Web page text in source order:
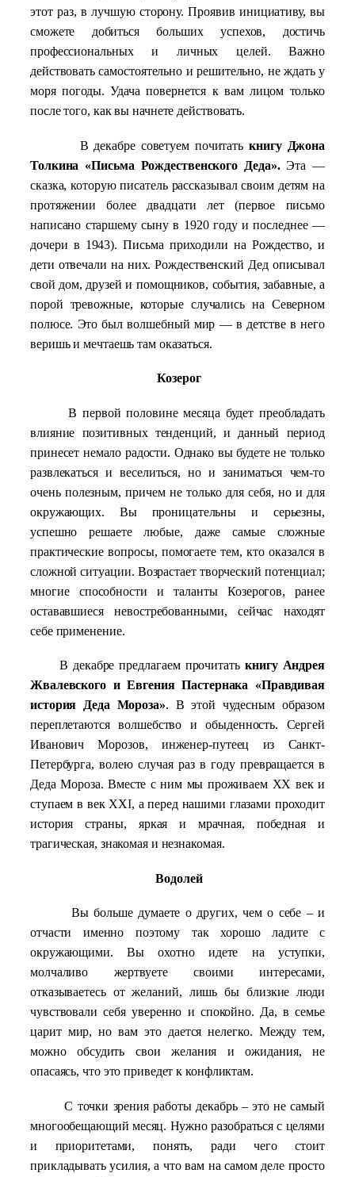
этот раз, в лучшую сторону. Проявив инициативу, вы
сможете добиться больших успехов, достичь
профессиональных и личных целей. Важно
действовать самостоятельно и решительно, не ждать у
моря погоды. Удача повернется к вам лицом только
после того, как вы начнете действовать.
В декабре советуем почитатькнигу Джона
Толкина «Письма Рождественского Деда».Эта —
сказка, которую писатель рассказывал своим детям на
протяжении более двадцати лет (первое письмо
написано старшему сыну в 1920 году и последнее —
дочери в 1943). Письма приходили на Рождество, и
дети отвечали на них. Рождественский Дед описывал
свой дом, друзей и помощников, события, забавные, а
порой тревожные, которые случались на Северном
полюсе. Это был волшебный мир — в детстве в него
веришь и мечтаешь там оказаться.
Козерог
В первой половине месяца будет преобладать
влияние позитивных тенденций, и данный период
принесет немало радости. Однако вы будете не только
развлекаться и веселиться, но и заниматься чем-то
очень полезным, причем не только для себя, но и для
окружающих. Вы проницательны и серьезны,
успешно решаете любые, даже самые сложные
практические вопросы, помогаете тем, кто оказался в
сложной ситуации. Возрастает творческий потенциал;
многие способности и таланты Козерогов, ранее
остававшиеся невостребованными, сейчас находят
себе применение.
В декабре предлагаем прочитать книгу Андрея
Жвалевского и Евгения Пастернака «Правдивая
история Деда Мороза». В этой чудесным образом
переплетаются волшебство и обыденность. Сергей
Иванович Морозов, инженер-путеец из Санкт-
Петербурга, волею случая раз в году превращается в
Деда Мороза. Вместе с ним мы проживаем XX век и
ступаем в век XXI, а перед нашими глазами проходит
история страны, яркая и мрачная, победная и
трагическая, знакомая и незнакомая.
Водолей
Вы больше думаете о других, чем о себе – и
отчасти именно поэтому так хорошо ладите с
окружающими. Вы охотно идете на уступки,
молчаливо жертвуете своими интересами,
отказываетесь от желаний, лишь бы близкие люди
чувствовали себя уверенно и спокойно. Да, в семье
царит мир, но вам это дается нелегко. Между тем,
можно обсудить свои желания и ожидания, не
опасаясь, что это приведет к конфликтам.
С точки зрения работы декабрь – это не самый
многообещающий месяц. Нужно разобраться с целями
и приоритетами, понять, ради чего стоит
прикладывать усилия, а что вам на самом деле просто